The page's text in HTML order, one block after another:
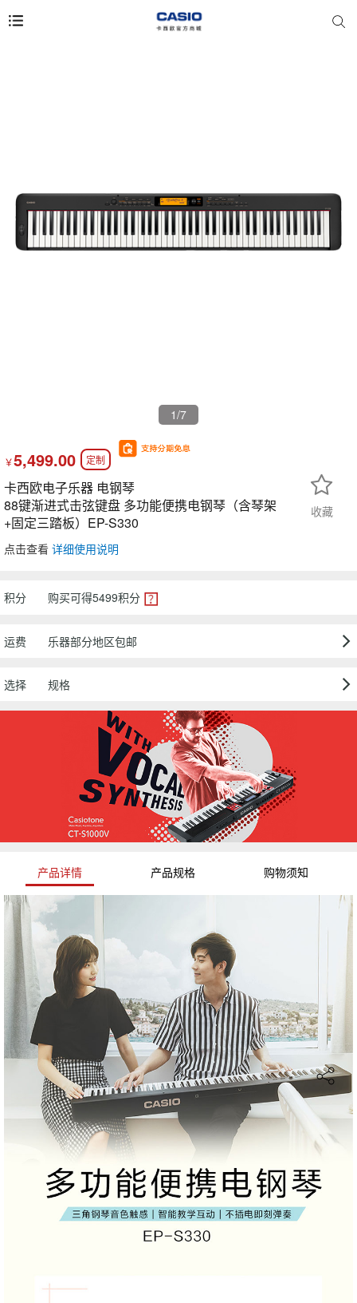
1/7
￥5,499.00 定制
卡西欧电子乐器 电钢琴
88键渐进式击弦键盘 多功能便携电钢琴（含琴架
+固定三踏板）EP-S330
点击查看 详细使用说明
收藏
积分 购买可得5499积分
运费 乐器部分地区包邮
选择 规格
产品详情 产品规格 购物须知